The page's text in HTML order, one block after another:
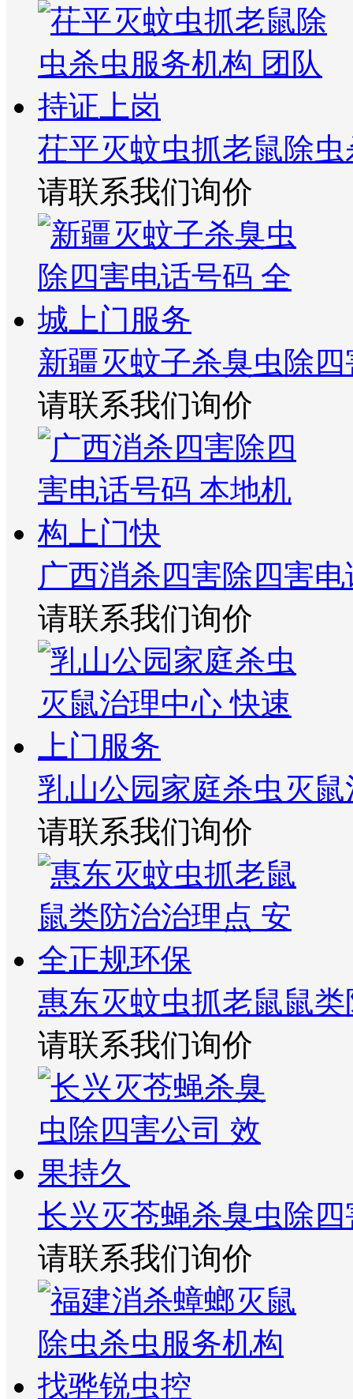
茌平灭蚊虫抓老鼠除
请联系我们询价
新疆灭蚊子杀臭虫除
请联系我们询价
广西消杀四害除四害
请联系我们询价
乳山公园家庭杀虫灭
请联系我们询价
惠东灭蚊虫抓老鼠鼠
请联系我们询价
长兴灭苍蝇杀臭虫除
请联系我们询价